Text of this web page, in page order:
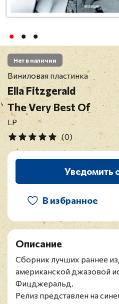
Нет в наличии
Виниловая пластинка
Ella Fitzgerald
The Very Best Of
LP
(0)
Уведомить
В избранное
Описание
Сборник лучших раннее
американской джазовой
Фицджеральд.
Релиз представлен на